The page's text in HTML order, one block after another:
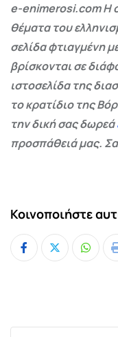
e-enimerosi.com Η
θέματα του
σελίδα φτιαγμένη
βρίσκονται σε
ιστοσελίδα της
το κρατίδιο της
την δική σας δωρεά
προσπάθειά μας.
Κοινοποιήστε